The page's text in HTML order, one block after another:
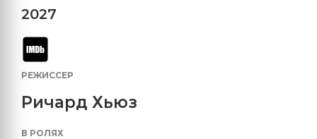
2027
РЕЖИССЕР
Ричард Хьюз
В РОЛЯХ